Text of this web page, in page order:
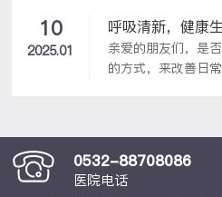
终抱持“以德为先
心”的发展理念，
视护理...
10
2025.01
呼吸清新，健康
亲爱的朋友们，是
的方式，来改善日
0532-88708086
医院电话